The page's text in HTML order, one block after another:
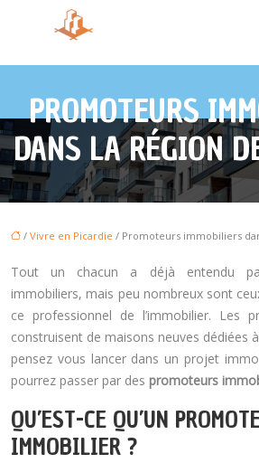
PROMOTEURS
DANS LA RÉGION
/ Vivre en Picardie / Promoteurs immobiliers
Tout un chacun a déjà entendu
immobiliers, mais peu nombreux sont
ce professionnel de l’immobilier. Les
construisent de maisons neuves dédiées
pensez vous lancer dans un projet
pourrez passer par des promoteurs
QU’EST-CE QU’UN
IMMOBILIER ?